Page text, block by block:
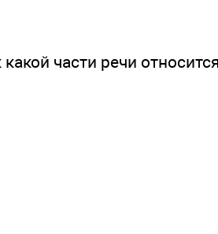
части речи